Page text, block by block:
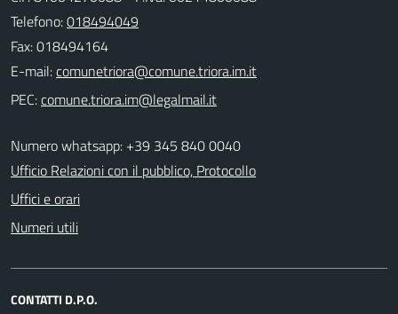
Telefono:018494049
Fax: 018494164
E-mail:
PEC:
Numero whatsapp: +39 345 840 0040
Ufficio Relazioni con il pubblico, Protocollo
Uffici e orari
Numeri utili
CONTATTI D.P.O.